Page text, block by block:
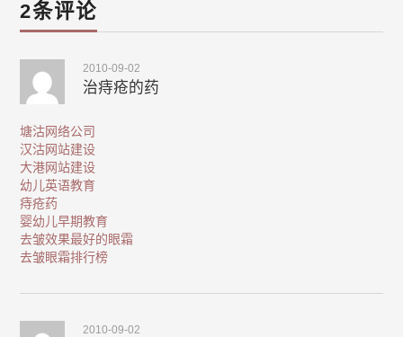
2条评论
2010-09-02
治痔疮的药
塘沽网络公司
汉沽网站建设
大港网站建设
幼儿英语教育
痔疮药
婴幼儿早期教育
去皱效果最好的眼霜
去皱眼霜排行榜
2010-09-02